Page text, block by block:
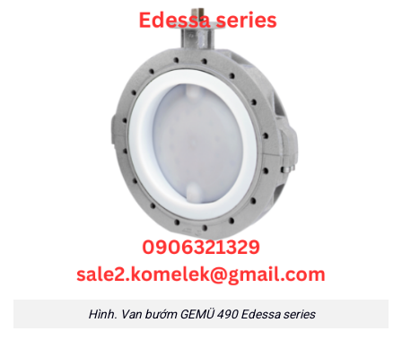
Hình. Van bướm GEMÜ 490 Edessa series